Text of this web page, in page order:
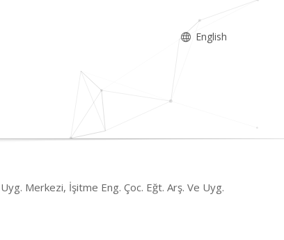
English
Merkezi, İşitme Eng. Çoc. Eğt. Arş. Ve Uyg.